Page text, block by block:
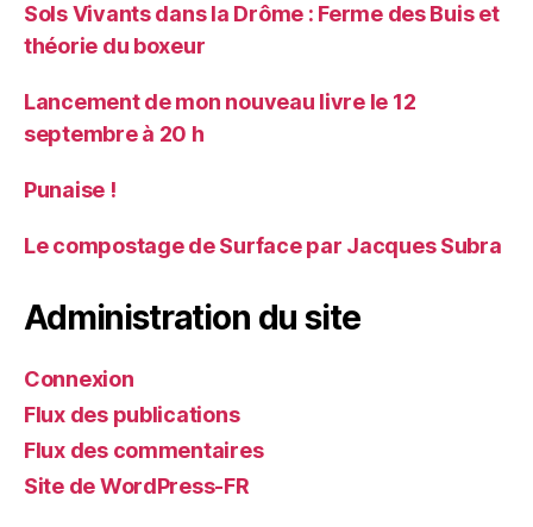
Sols Vivants dans la Drôme : Ferme des Buis et
théorie du boxeur
Lancement de mon nouveau livre le 12
septembre à 20 h
Punaise !
Le compostage de Surface par Jacques Subra
Administration du site
Connexion
Flux des publications
Flux des commentaires
Site de WordPress-FR